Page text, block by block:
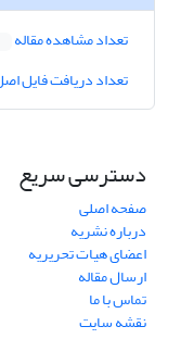
تعداد مشاهده مقاله
تعداد دریافت فایل
دسترسی سریع
صفحه اصلی
درباره نشریه
اعضای هیات تحریریه
ارسال مقاله
تماس با ما
نقشه سایت